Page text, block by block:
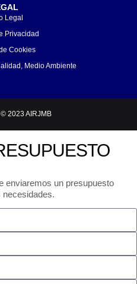
Legal
Privacidad
Cookies
Medio Ambiente
2023 AIRJMB
enviaremos un presupuesto
necesidades.